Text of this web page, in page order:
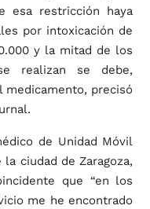
esa restricción haya
por intoxicación de
y la mitad de los
realizan se debe,
medicamento, precisó
de Unidad Móvil
ciudad de Zaragoza,
que “en los
me he encontrado